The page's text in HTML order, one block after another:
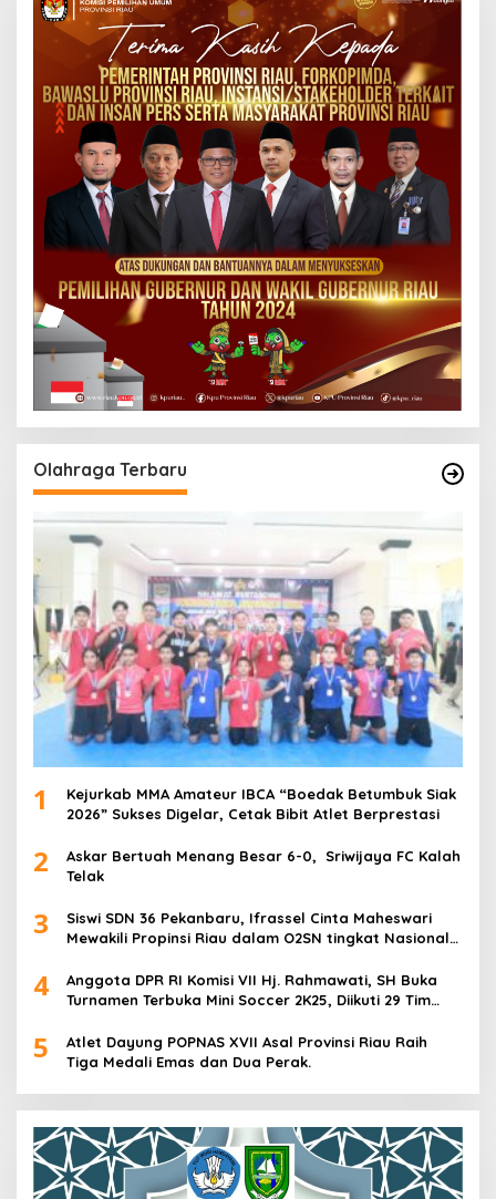
Olahraga Terbaru
1
Kejurkab MMA Amateur IBCA “Boedak Betumbuk Siak
2026” Sukses Digelar, Cetak Bibit Atlet Berprestasi
2
Askar Bertuah Menang Besar 6-0, Sriwijaya FC Kalah
Telak
3
Siswi SDN 36 Pekanbaru, Ifrassel Cinta Maheswari
Mewakili Propinsi Riau dalam O2SN tingkat Nasional
4
Anggota DPR RI Komisi VII Hj. Rahmawati, SH Buka
Turnamen Terbuka Mini Soccer 2K25, Diikuti 29 Tim
5
Atlet Dayung POPNAS XVII Asal Provinsi Riau Raih
Tiga Medali Emas dan Dua Perak.